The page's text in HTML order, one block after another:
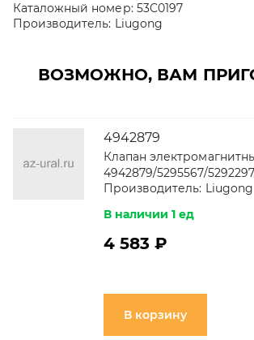
Каталожный номер: 53C0197
Производитель: Liugong
ВОЗМОЖНО, ВАМ
4942879
Клапан
4942879/5295567/
Производитель: Liugong
В наличии 1 ед
4 583 ₽
В корзину